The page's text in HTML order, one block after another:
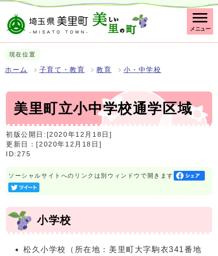
メニュー
現在位置
ホーム 子育て・教育 教育 小・中学校
美里町立小中学校通学区域
初版公開日:[2020年12月18日]
更新日：[2020年12月18日]
ID:275
ソーシャルサイトへのリンクは別ウィンドウで開きます
小学校
松久小学校（所在地：美里町大字駒衣341番地